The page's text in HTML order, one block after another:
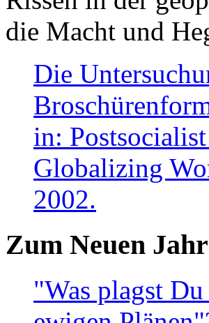
die Macht und
Die
in:
Globalizing
2002.
Zum Neuen
"Was plagst